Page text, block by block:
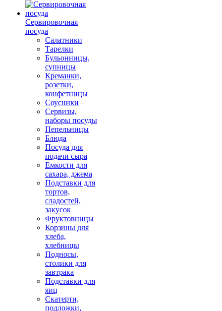
Сервировочная
посуда
Салатники
Тарелки
Бульонницы,
супницы
Креманки,
розетки,
конфетницы
Соусники
Сервизы,
наборы посуды
Пепельницы
Блюда
Посуда для
подачи сыра
Емкости для
сахара, джема
Подставки для
тортов,
сладостей,
закусок
Фруктовницы
Корзины для
хлеба,
хлебницы
Подносы,
столики для
завтрака
Подставки для
яиц
Скатерти,
подложки,